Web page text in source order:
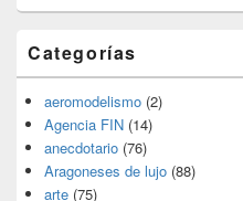
Categorías
aeromodelismo (2)
Agencia FIN (14)
anecdotario (76)
Aragoneses de lujo (88)
arte (75)